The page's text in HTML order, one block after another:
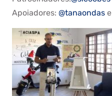
Apoiadores: @tanaondas e